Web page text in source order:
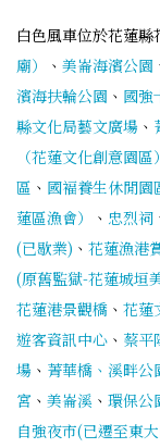
白色風車位於花蓮
廟）
、 美崙海濱公園
濱海扶輪公園 、 國強
縣文化局藝文廣場 、
（花蓮文化創意園區）
區 、 國褔養生休閒園
蓮區漁會）
、 忠烈祠
(已歇業) 、 花蓮漁港
(原舊監獄-花蓮城垣
花蓮港景觀橋 、 花蓮
遊客資訊中心 、 蔡平
場 、 菁華橋、溪畔公
宮 、 美崙溪 、 環保公
自強夜市(已遷至東